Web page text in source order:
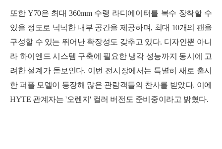
또한 Y70은 최대 360mm 수랭 라디에이터를 복수 장착할 수
있을 정도로 넉넉한 내부 공간을 제공하며, 최대 10개의 팬을
구성할 수 있는 뛰어난 확장성도 갖추고 있다. 디자인뿐 아니
라 하이엔드 시스템 구축에 필요한 냉각 성능까지 동시에 고
려한 설계가 돋보인다. 이번 전시장에서는 특별히 새로 출시
한 퍼플 모델이 등장해 많은 관람객들의 찬사를 받았다. 이에
HYTE 관계자는 '오렌지' 컬러 버전도 준비중이라고 밝혔다.